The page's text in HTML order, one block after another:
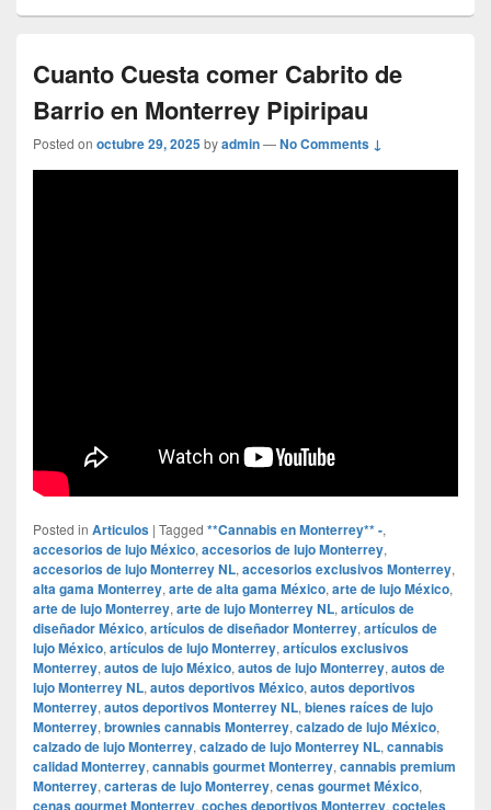
Cuanto Cuesta comer Cabrito de
Barrio en Monterrey Pipiripau
Posted on octubre 29, 2025byadmin—No Comments ↓
Posted in Articulos | Tagged **Cannabis en Monterrey** -,
accesorios de lujo México, accesorios de lujo Monterrey,
accesorios de lujo Monterrey NL, accesorios exclusivos Monterrey,
alta gama Monterrey, arte de alta gama México, arte de lujo México,
arte de lujo Monterrey, arte de lujo Monterrey NL, artículos de
diseñador México, artículos de diseñador Monterrey, artículos de
lujo México, artículos de lujo Monterrey, artículos exclusivos
Monterrey, autos de lujo México, autos de lujo Monterrey, autos de
lujo Monterrey NL, autos deportivos México, autos deportivos
Monterrey, autos deportivos Monterrey NL, bienes raíces de lujo
Monterrey, brownies cannabis Monterrey, calzado de lujo México,
calzado de lujo Monterrey, calzado de lujo Monterrey NL, cannabis
calidad Monterrey, cannabis gourmet Monterrey, cannabis premium
Monterrey, carteras de lujo Monterrey, cenas gourmet México,
cenas gourmet Monterrey, coches deportivos Monterrey, cocteles